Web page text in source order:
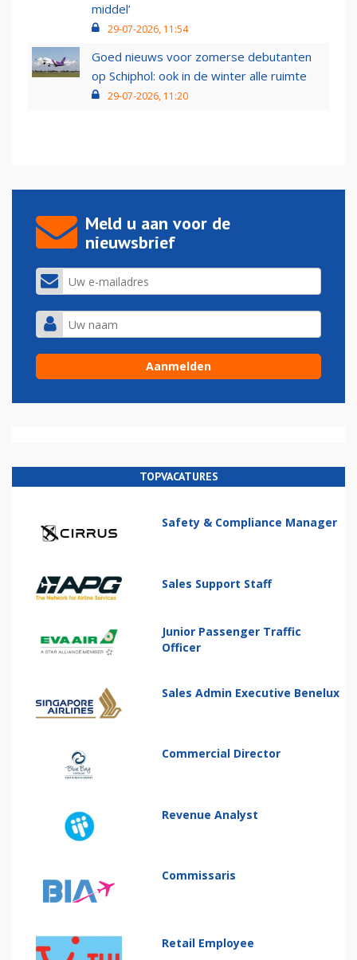
middel’
29-07-2026, 11:54
Goed nieuws voor zomerse debutanten
op Schiphol: ook in de winter alle ruimte
29-07-2026, 11:20
Meld u aan voor de
nieuwsbrief
TOPVACATURES
Safety & Compliance Manager
Sales Support Staff
Junior Passenger Traffic
Officer
Sales Admin Executive Benelux
Commercial Director
Revenue Analyst
Commissaris
Retail Employee